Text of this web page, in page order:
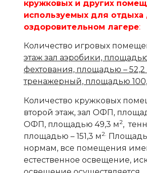
кружковых и других
используемых для отдыха
оздоровительном лагере:
Количество игровых
этаж зал аэробики,
фехтования, площадью – 52,2
тренажерный, площадью
Количество кружковых
второй этаж, зал ОФП,
ОФП, площадью 49,3 м2,
площадью – 151,3 м2. Площадь
нормам, все помещения
естественное освещение,